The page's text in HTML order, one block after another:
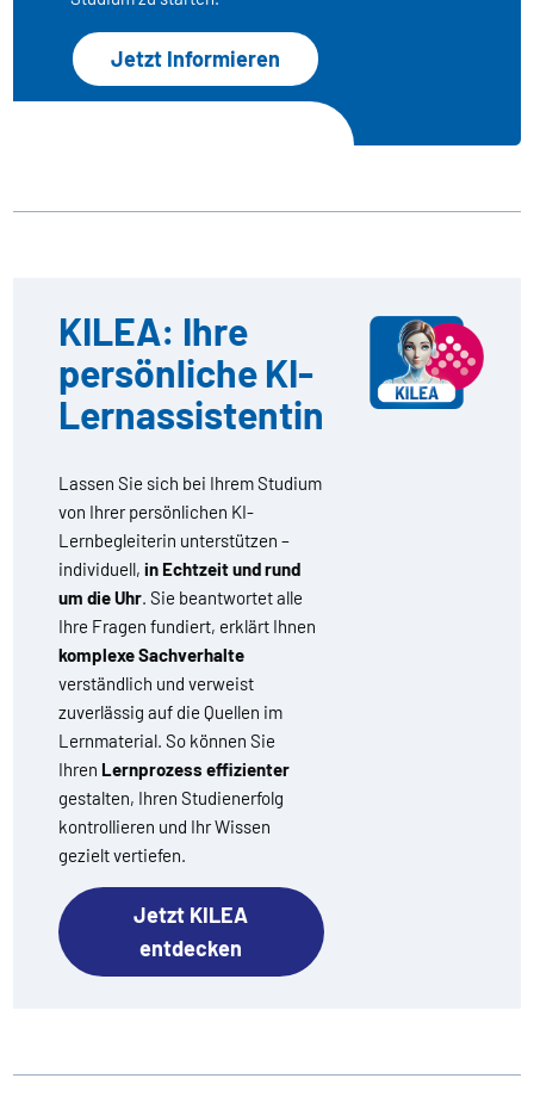
Jetzt Informieren
KILEA: Ihre
persönliche KI-
Lernassistentin
Lassen Sie sich bei Ihrem Studium
von Ihrer persönlichen KI-
Lernbegleiterin unterstützen –
individuell, in Echtzeit und rund
um die Uhr. Sie beantwortet alle
Ihre Fragen fundiert, erklärt Ihnen
komplexe Sachverhalte
verständlich und verweist
zuverlässig auf die Quellen im
Lernmaterial. So können Sie
Ihren Lernprozess effizienter
gestalten, Ihren Studienerfolg
kontrollieren und Ihr Wissen
gezielt vertiefen.
Jetzt KILEA
entdecken